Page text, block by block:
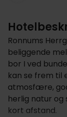
Ronnums
beliggende
bor I ved
kan se frem til
atmosfære,
herlig natur
kort afstand.